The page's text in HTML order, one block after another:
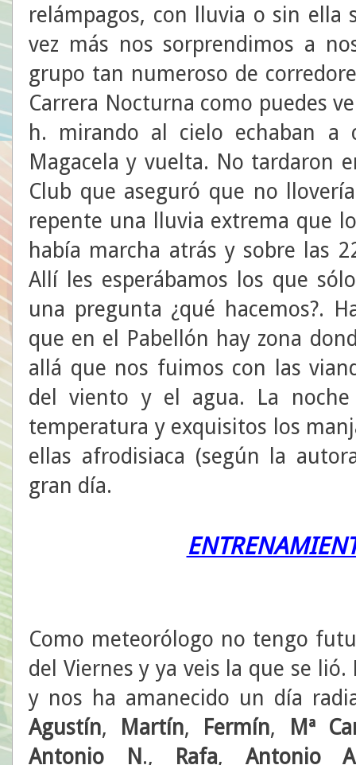
relámpagos, con lluvia o sin ella
vez más nos sorprendimos a
grupo tan numeroso de
Carrera Nocturna como puedes
h. mirando al cielo echaban a
Magacela y vuelta. No tardaron
Club que aseguró que no
repente una lluvia extrema que
había marcha atrás y sobre las
Allí les esperábamos los que
una pregunta ¿qué hacemos?.
que en el Pabellón hay zona
allá que nos fuimos con las
del viento y el agua. La
temperatura y exquisitos los
ellas afrodisiaca (según la
gran día.
Como meteorólogo no tengo
del Viernes y ya veis la que se
y nos ha amanecido un día
Agustín, Martín, Fermín, Mª
Antonio
N ., Rafa, Antonio